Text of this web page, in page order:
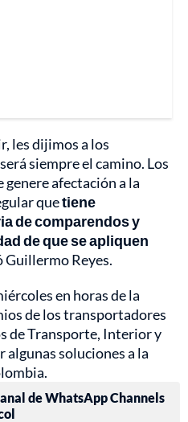
les dijimos a los
siempre el camino. Los
afectación a la
quetiene
de comparendos y
de que se apliquen
Guillermo Reyes.
en horas de la
de los transportadores
de Transporte, Interior y
algunas soluciones a la
de WhatsApp Channels